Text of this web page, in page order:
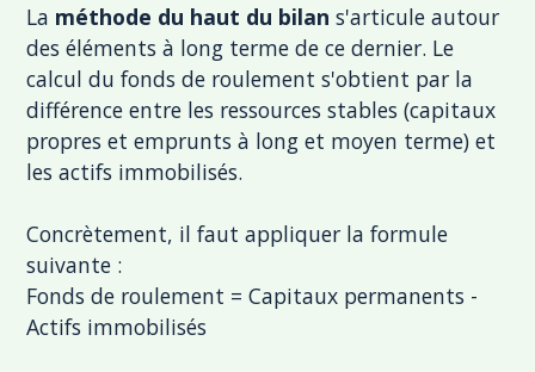
La méthode du haut du bilan s'articule autour
des éléments à long terme de ce dernier. Le
calcul du fonds de roulement s'obtient par la
différence entre les ressources stables (capitaux
propres et emprunts à long et moyen terme) et
les actifs immobilisés.
Concrètement, il faut appliquer la formule
suivante :
Fonds de roulement = Capitaux permanents -
Actifs immobilisés